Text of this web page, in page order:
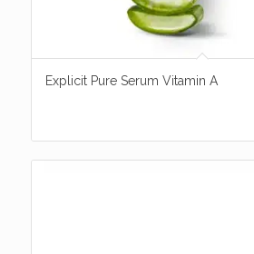
Explicit Pure Serum Vitamin A